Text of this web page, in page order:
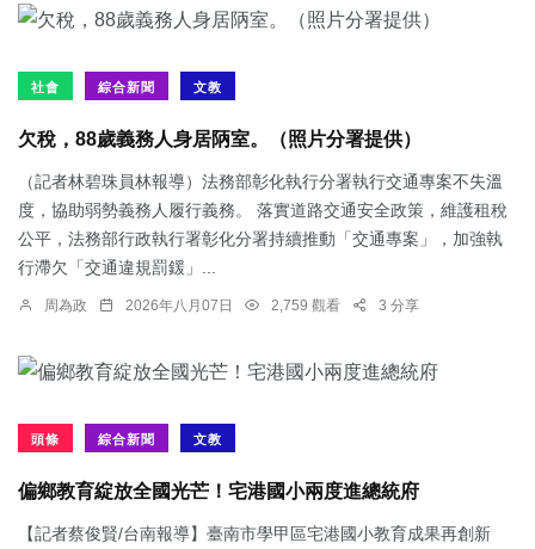
社會 綜合新聞 文教
欠稅，88歲義務人身居陃室。（照片分署提供）
（記者林碧珠員林報導）法務部彰化執行分署執行交通專案不失溫
度，協助弱勢義務人履行義務。 落實道路交通安全政策，維護租稅
公平，法務部行政執行署彰化分署持續推動「交通專案」，加強執
行滯欠「交通違規罰鍰」...
周為政 2026年八月07日 2,759 觀看 3 分享
頭條 綜合新聞 文教
偏鄉教育綻放全國光芒！宅港國小兩度進總統府
【記者蔡俊賢/台南報導】臺南市學甲區宅港國小教育成果再創新